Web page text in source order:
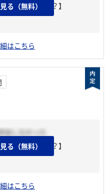
にしましたか？】
る（無料）
はこちら
加しなかった
にしましたか？】
る（無料）
はこちら